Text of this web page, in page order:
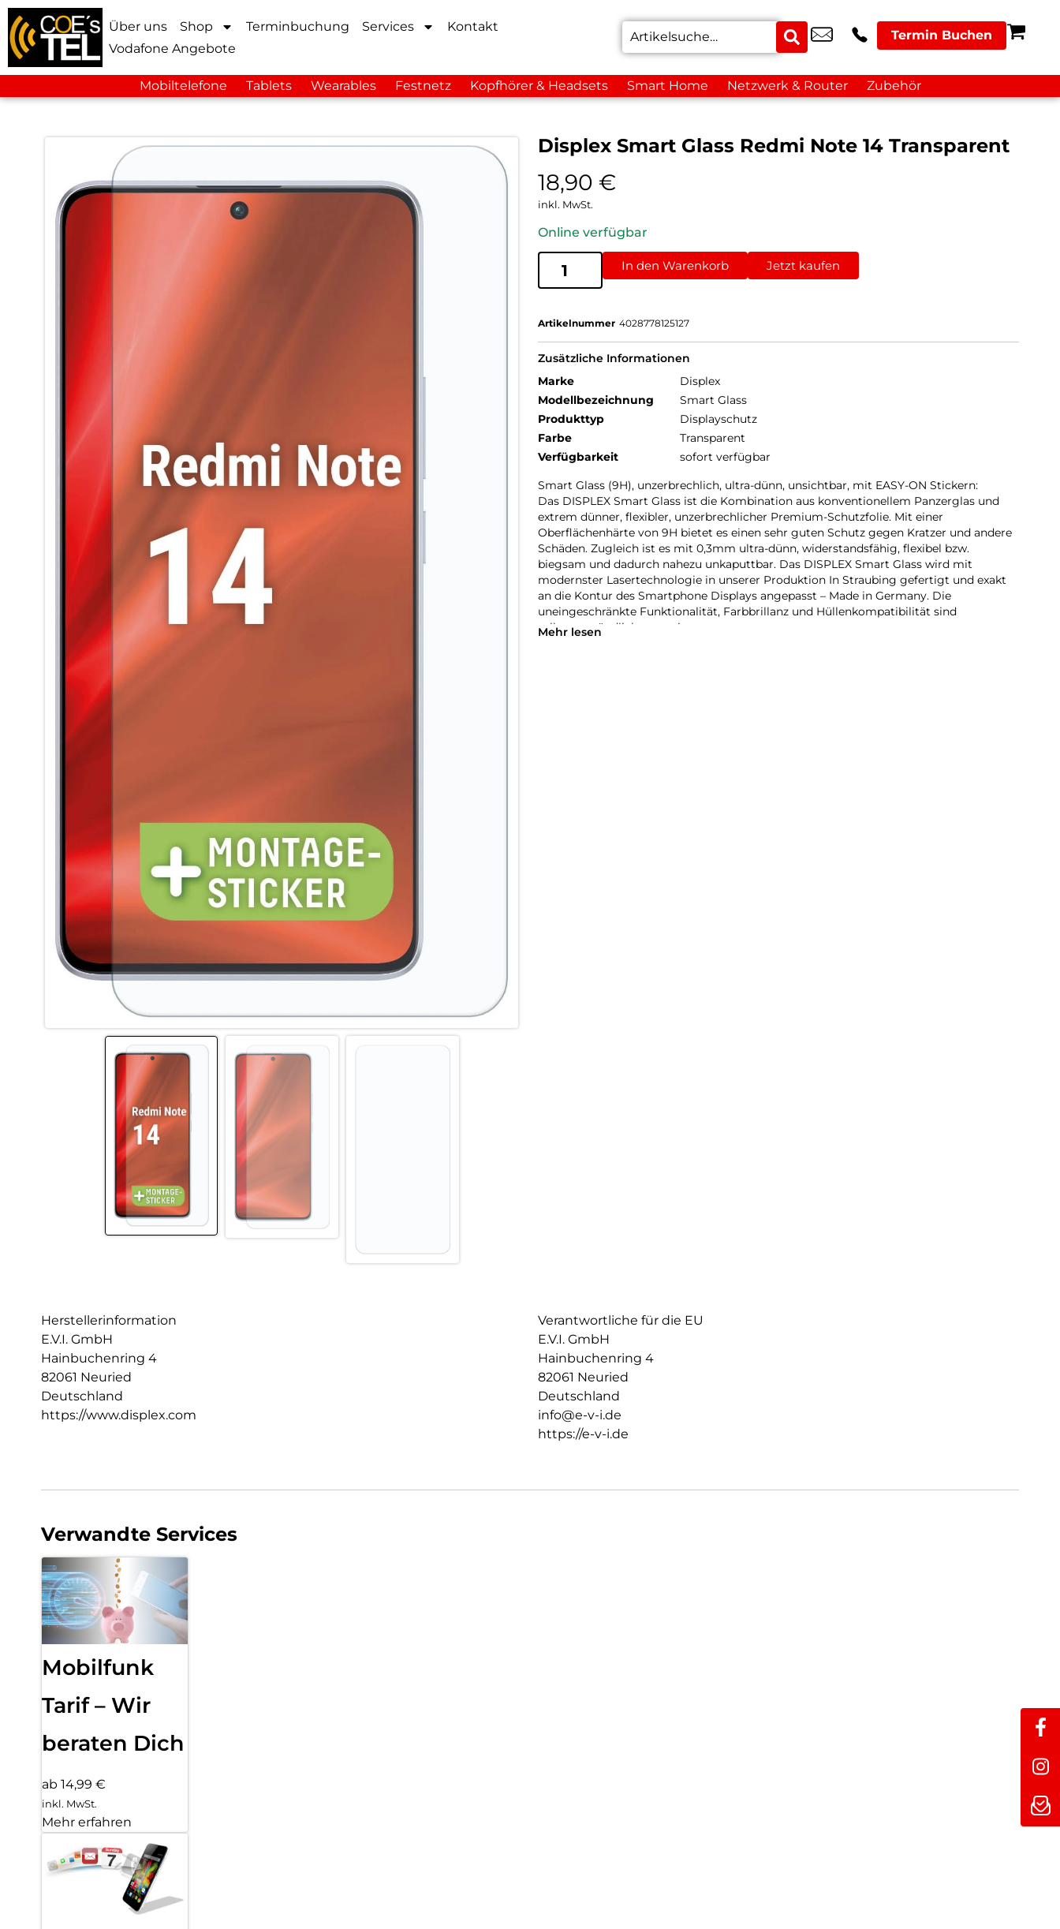
Über uns Shop Terminbuchung Services
Kontakt
Vodafone Angebote
Termin Buchen
Mobiltelefone Tablets Wearables Festnetz Kopfhörer & Headsets Smart Home Netzwerk & Router Zubehör
Displex Smart Glass Redmi Note 14 Transparent
18,90 €
inkl. MwSt.
Online verfügbar
In den Warenkorb Jetzt kaufen
Artikelnummer 4028778125127
Zusätzliche Informationen
Marke
Displex
Modellbezeichnung
Smart Glass
Produkttyp
Displayschutz
Farbe
Transparent
Verfügbarkeit
sofort verfügbar
Smart Glass (9H), unzerbrechlich, ultra-dünn, unsichtbar, mit EASY-ON Stickern:
Das DISPLEX Smart Glass ist die Kombination aus konventionellem Panzerglas und
extrem dünner, flexibler, unzerbrechlicher Premium-Schutzfolie. Mit einer
Oberflächenhärte von 9H bietet es einen sehr guten Schutz gegen Kratzer und andere
Schäden. Zugleich ist es mit 0,3mm ultra-dünn, widerstandsfähig, flexibel bzw.
biegsam und dadurch nahezu unkaputtbar. Das DISPLEX Smart Glass wird mit
modernster Lasertechnologie in unserer Produktion In Straubing gefertigt und exakt
an die Kontur des Smartphone Displays angepasst – Made in Germany. Die
uneingeschränkte Funktionalität, Farbbrillanz und Hüllenkompatibilität sind
selbstverständlich garantiert.
Mehr lesen
Herstellerinformation
E.V.I. GmbH
Hainbuchenring 4
82061 Neuried
Deutschland
https://www.displex.com
Verantwortliche für die EU
E.V.I. GmbH
Hainbuchenring 4
82061 Neuried
Deutschland
info@e-v-i.de
https://e-v-i.de
Verwandte Services
Mobilfunk
Tarif – Wir
beraten Dich
ab 14,99 €
inkl. MwSt.
Mehr erfahren